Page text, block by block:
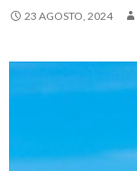
23 AGOSTO, 2024